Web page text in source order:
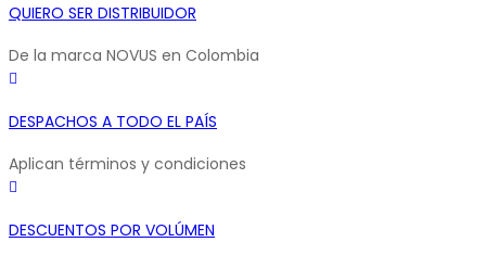
QUIERO SER DISTRIBUIDOR
De la marca NOVUS en Colombia
DESPACHOS A TODO EL PAÍS
Aplican términos y condiciones
DESCUENTOS POR VOLÚMEN